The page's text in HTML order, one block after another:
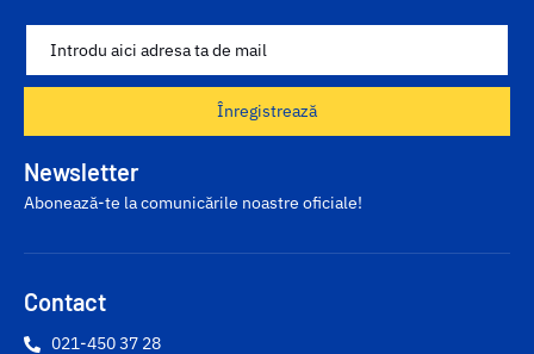
Newsletter
Abonează-te la comunicările noastre oficiale!
Înregistrează
Contact
021-450 37 28